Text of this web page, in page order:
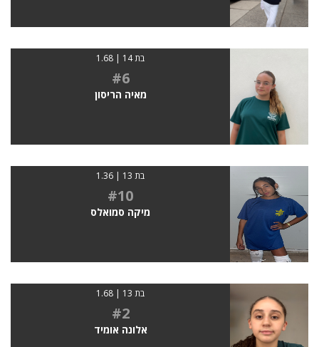
בת 14 | 1.68
#6
מאיה הריסון
בת 13 | 1.36
#10
מיקה סמואלס
בת 13 | 1.68
#2
אלונה אומיד